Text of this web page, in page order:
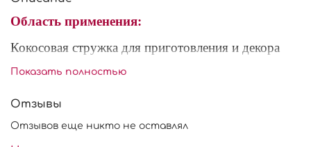
Область применения:
Кокосовая стружка для приготовления и декора
десертов.
Состав:
Показать полностью
Отзывы
Отзывов еще никто не оставлял